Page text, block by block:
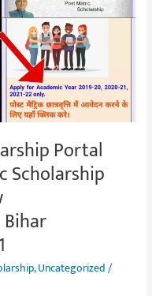
Portal
Scholarship
,Uncategorized/